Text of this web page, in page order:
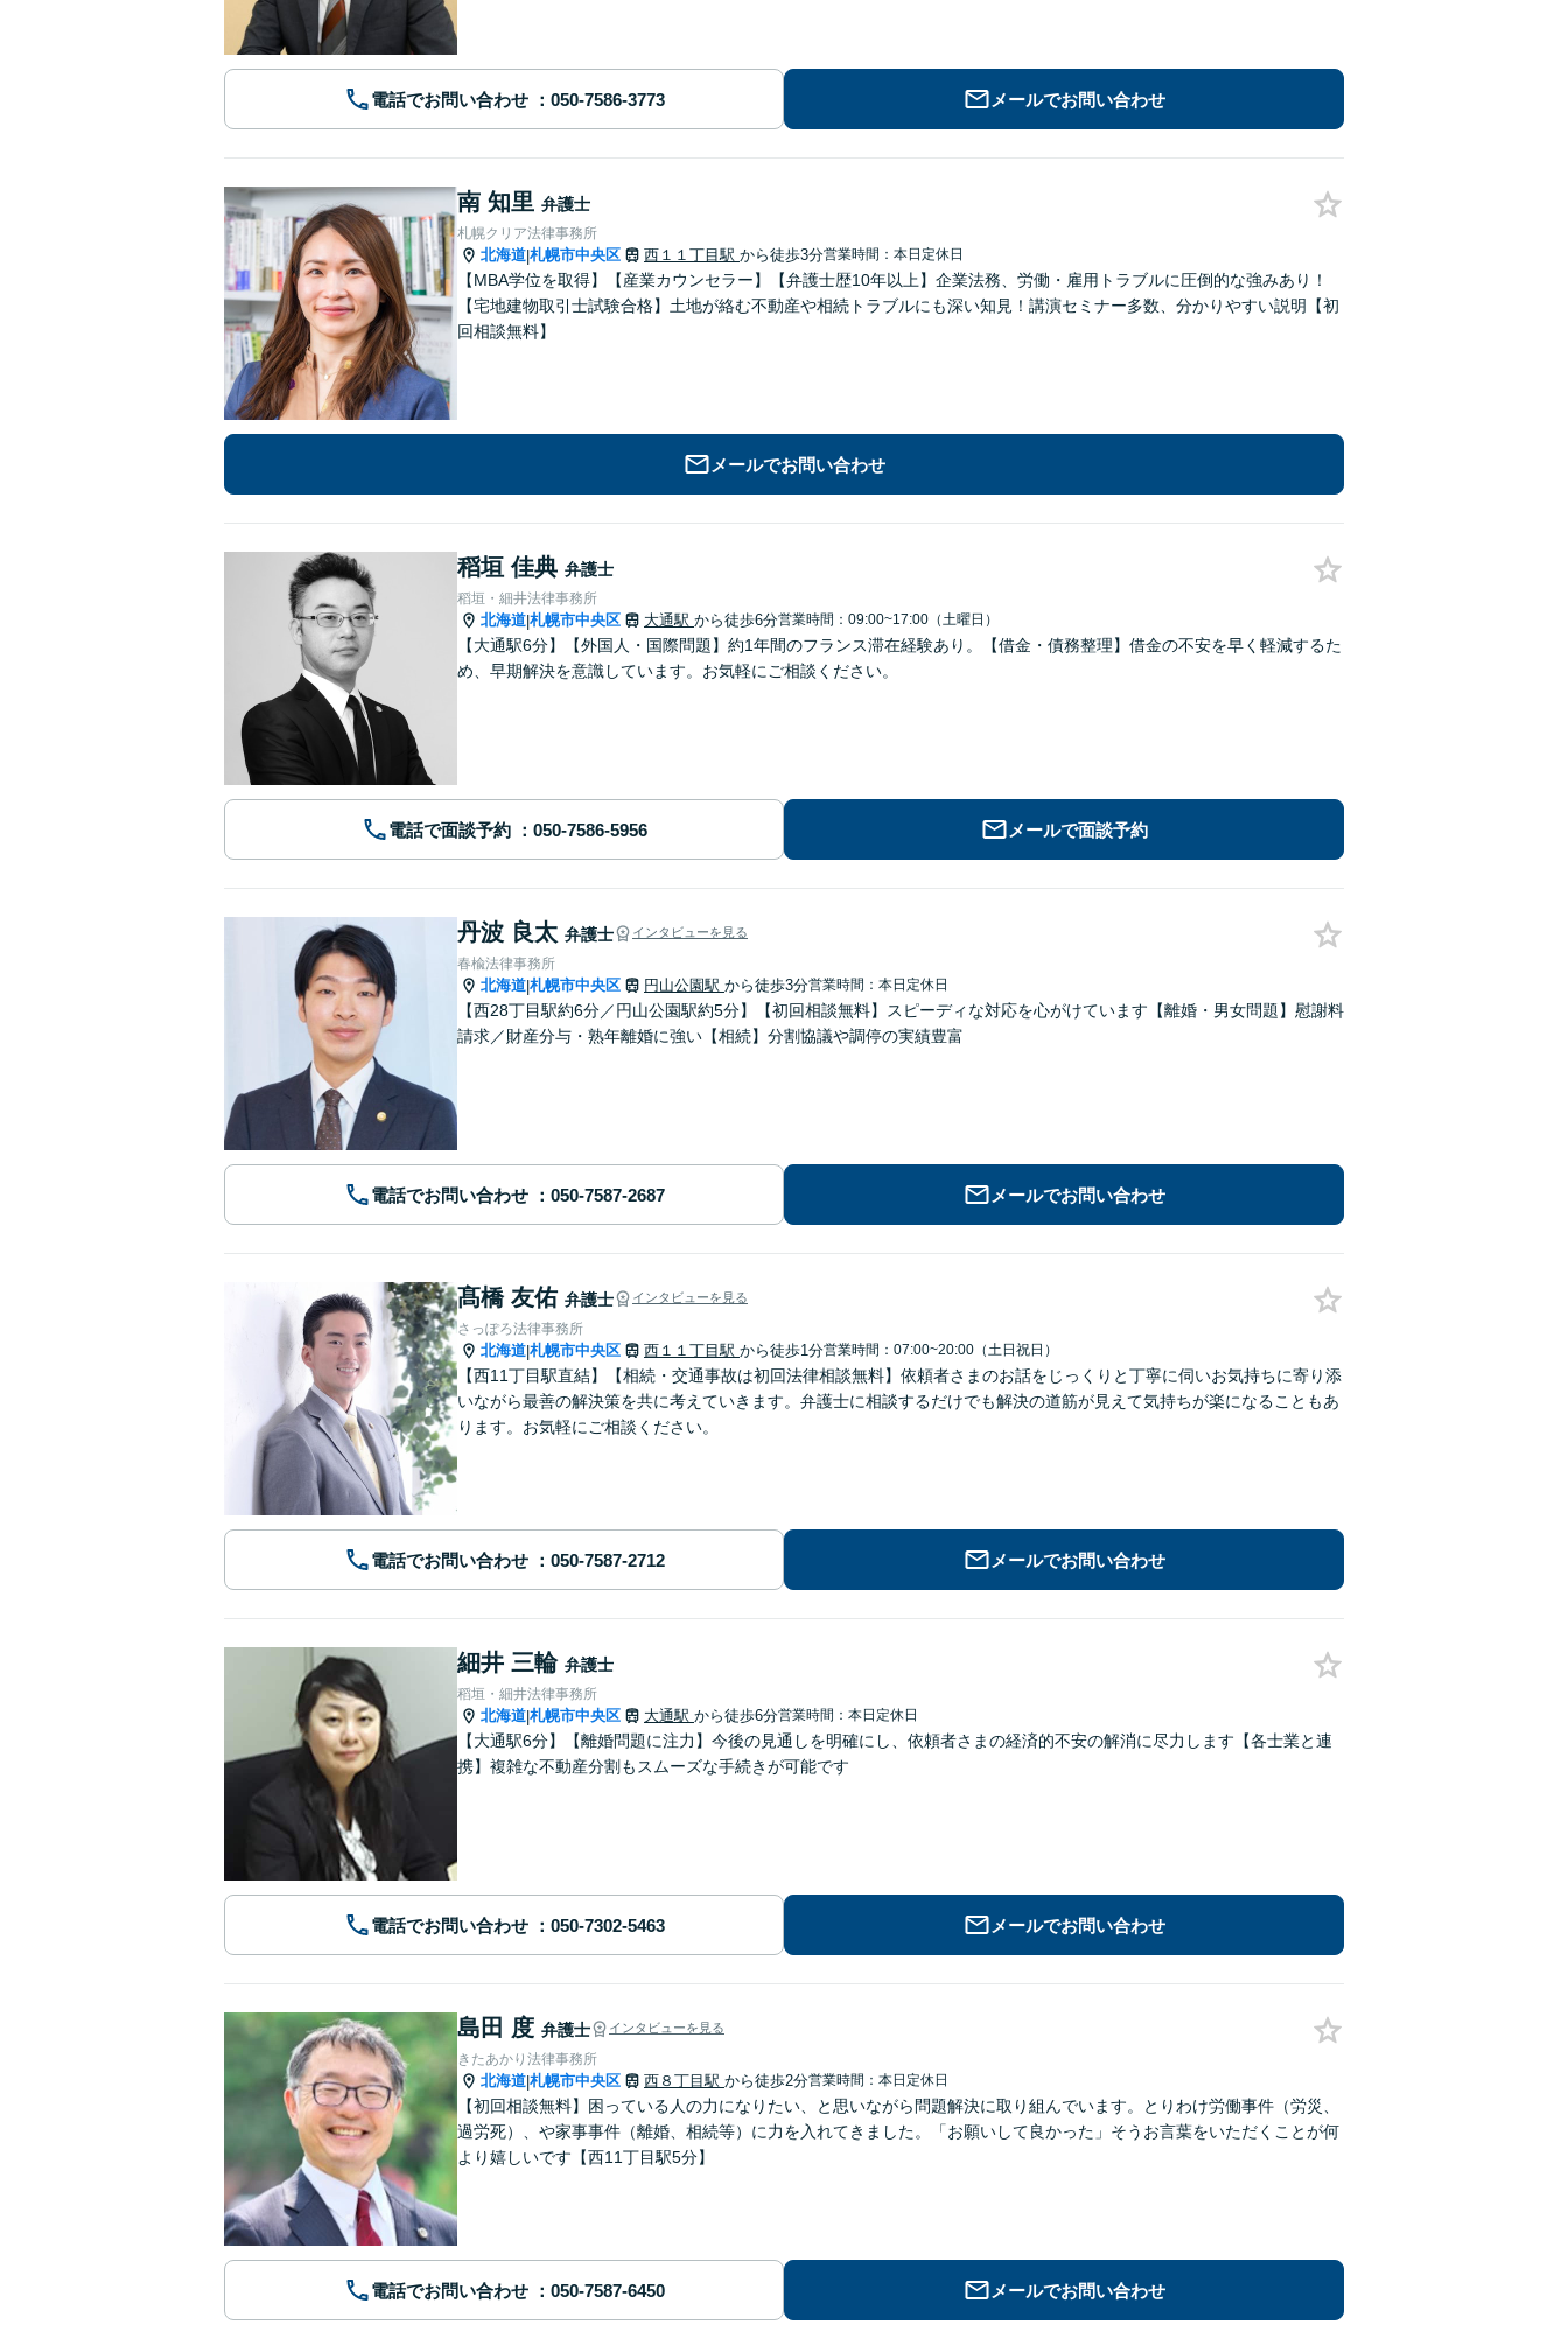
電話でお問い合わせ メールでお問い合わせ
南 知里 弁護士
札幌クリア法律事務所
北海道|札幌市中央区 西１１丁目駅 から徒歩3分営業時間：本日定休日
【MBA学位を取得】【産業カウンセラー】【弁護士歴10年以上】企業法務、労働・雇用トラブルに圧倒的な強みあり！
【宅地建物取引士試験合格】土地が絡む不動産や相続トラブルにも深い知見！講演セミナー多数、分かりやすい説明【初
回相談無料】
メールでお問い合わせ
稻垣 佳典 弁護士
稻垣・細井法律事務所
北海道|札幌市中央区 大通駅 から徒歩6分営業時間：09:00~17:00（土曜日）
【大通駅6分】【外国人・国際問題】約1年間のフランス滞在経験あり。【借金・債務整理】借金の不安を早く軽減するた
め、早期解決を意識しています。お気軽にご相談ください。
電話で面談予約 メールで面談予約
丹波 良太 弁護士 インタビューを見る
春楡法律事務所
北海道|札幌市中央区 円山公園駅 から徒歩3分営業時間：本日定休日
【西28丁目駅約6分／円山公園駅約5分】【初回相談無料】スピーディな対応を心がけています【離婚・男女問題】慰謝料
請求／財産分与・熟年離婚に強い【相続】分割協議や調停の実績豊富
電話でお問い合わせ メールでお問い合わせ
髙橋 友佑 弁護士 インタビューを見る
さっぽろ法律事務所
北海道|札幌市中央区 西１１丁目駅 から徒歩1分営業時間：07:00~20:00（土日祝日）
【西11丁目駅直結】【相続・交通事故は初回法律相談無料】依頼者さまのお話をじっくりと丁寧に伺いお気持ちに寄り添
いながら最善の解決策を共に考えていきます。弁護士に相談するだけでも解決の道筋が見えて気持ちが楽になることもあ
ります。お気軽にご相談ください。
電話でお問い合わせ メールでお問い合わせ
細井 三輪 弁護士
稻垣・細井法律事務所
北海道|札幌市中央区 大通駅 から徒歩6分営業時間：本日定休日
【大通駅6分】【離婚問題に注力】今後の見通しを明確にし、依頼者さまの経済的不安の解消に尽力します【各士業と連
携】複雑な不動産分割もスムーズな手続きが可能です
電話でお問い合わせ メールでお問い合わせ
島田 度 弁護士 インタビューを見る
きたあかり法律事務所
北海道|札幌市中央区 西８丁目駅 から徒歩2分営業時間：本日定休日
【初回相談無料】困っている人の力になりたい、と思いながら問題解決に取り組んでいます。とりわけ労働事件（労災、
過労死）、や家事事件（離婚、相続等）に力を入れてきました。「お願いして良かった」そうお言葉をいただくことが何
より嬉しいです【西11丁目駅5分】
電話でお問い合わせ メールでお問い合わせ